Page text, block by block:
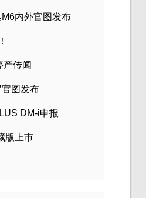
内外官图发布
产传闻
图发布
DM-i申报
版上市